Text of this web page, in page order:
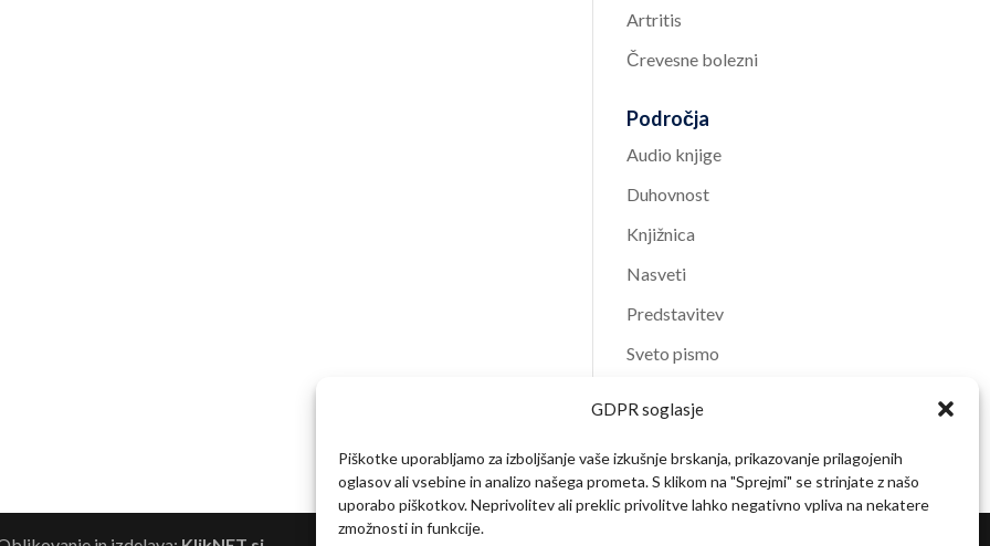
GDPR soglasje
Piškotke uporabljamo za izboljšanje vaše izkušnje brskanja, prikazovanje prilagojenih
oglasov ali vsebine in analizo našega prometa. S klikom na "Sprejmi" se strinjate z našo
uporabo piškotkov. Neprivolitev ali preklic privolitve lahko negativno vpliva na nekatere
zmožnosti in funkcije.
Artritis
Črevesne bolezni
Področja
Audio knjige
Duhovnost
Knjižnica
Nasveti
Predstavitev
Sveto pismo